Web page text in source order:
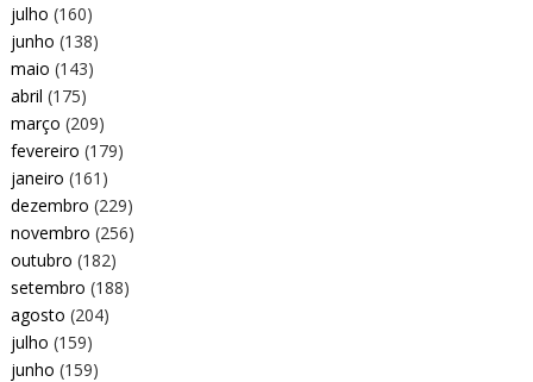
julho (160)
junho (138)
maio (143)
abril (175)
março (209)
fevereiro (179)
janeiro (161)
dezembro (229)
novembro (256)
outubro (182)
setembro (188)
agosto (204)
julho (159)
junho (159)